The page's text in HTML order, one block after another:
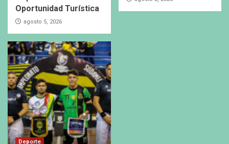
Oportunidad Turística
agosto 5, 2026
Deporte